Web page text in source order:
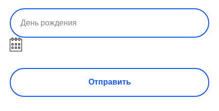
Отправить